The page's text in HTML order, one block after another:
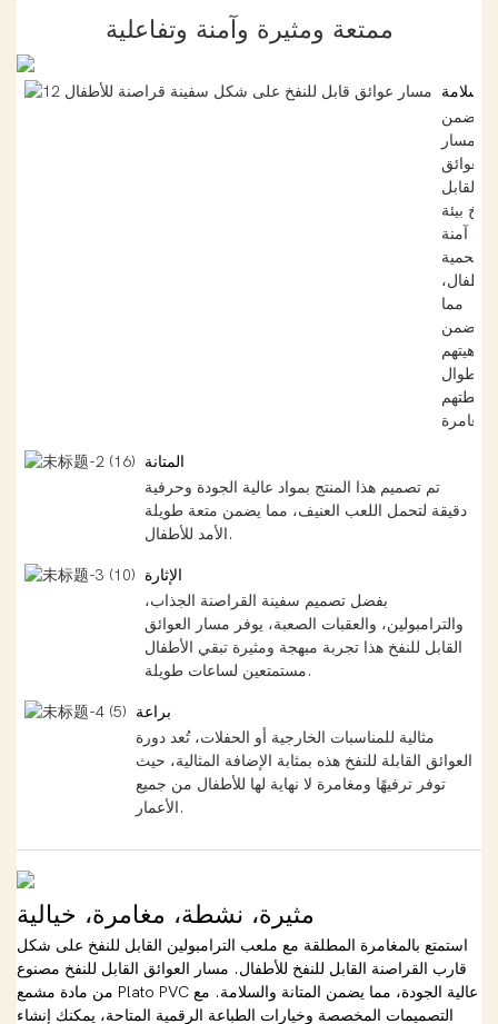
ممتعة ومثيرة وآمنة وتفاعلية
السلامة
يضمن
مسار
العوائق
القابل
بيئة
آمنة
ومحمية
للأطفال،
مما
يضمن
رفاهيتهم
طوال
أنشطتهم
المتانة
تم تصميم هذا المنتج بمواد عالية الجودة وحرفية
دقيقة لتحمل اللعب العنيف، مما يضمن متعة طويلة
الأمد للأطفال.
الإثارة
بفضل تصميم سفينة القراصنة الجذاب،
والترامبولين، والعقبات الصعبة، يوفر مسار العوائق
القابل للنفخ هذا تجربة مبهجة ومثيرة تبقي الأطفال
مستمتعين لساعات طويلة.
براعة
مثالية للمناسبات الخارجية أو الحفلات، تُعد دورة
العوائق القابلة للنفخ هذه بمثابة الإضافة المثالية، حيث
توفر ترفيهًا ومغامرة لا نهاية لها للأطفال من جميع
الأعمار.
مثيرة، نشطة، مغامرة، خيالية
استمتع بالمغامرة المطلقة مع ملعب الترامبولين القابل للنفخ على شكل
قارب القراصنة القابل للنفخ للأطفال. مسار العوائق القابل للنفخ مصنوع
من مادة مشمع Plato PVC عالية الجودة، مما يضمن المتانة والسلامة. مع
التصميمات المخصصة وخيارات الطباعة الرقمية المتاحة، يمكنك إنشاء